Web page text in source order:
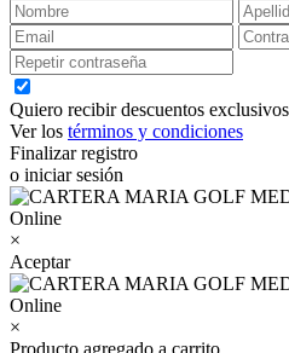
Quiero recibir descuentos
Ver los términos y condiciones
Finalizar registro
o iniciar sesión
×
Aceptar
×
Producto agregado a carrito